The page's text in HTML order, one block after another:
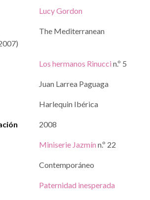
Lucy Gordon
The Mediterranean
Los hermanos Rinucci n.º 5
Juan Larrea Paguaga
Harlequin Ibérica
2008
Miniserie Jazmín n.º 22
Contemporáneo
Paternidad inesperada